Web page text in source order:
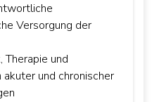
Versorgung der
Therapie und
akuter und chronischer